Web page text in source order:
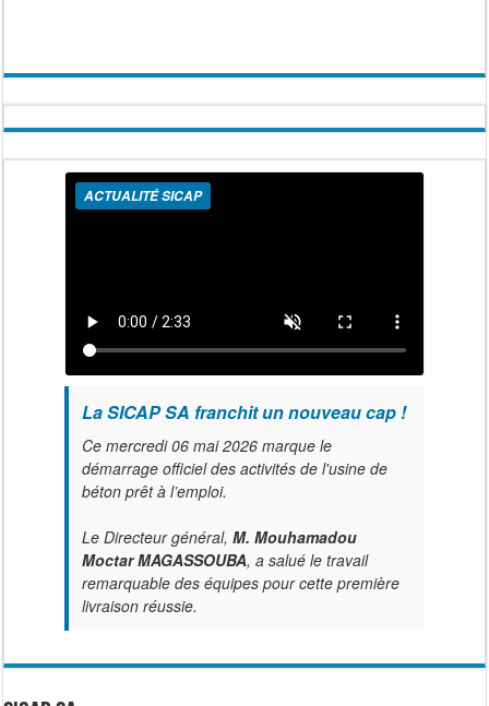
ACTUALITÉ SICAP
La SICAP SA franchit un nouveau cap !
Ce mercredi 06 mai 2026 marque le
démarrage officiel des activités de l'usine de
béton prêt à l’emploi.
Le Directeur général, M. Mouhamadou
Moctar MAGASSOUBA, a salué le travail
remarquable des équipes pour cette première
livraison réussie.